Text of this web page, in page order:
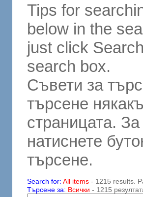
Tips for
below in the
just click
search box.
Съвети за
търсене
страницата.
натиснете
търсене.
Search for: All items- 1215 results.
Търсене за: Всички - 1215